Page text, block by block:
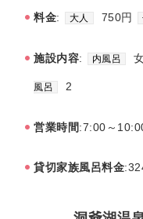
料金: 大人 750円
施設内容: 内風呂
風呂 2
営業時間:7:00～
貸切家族風呂料金